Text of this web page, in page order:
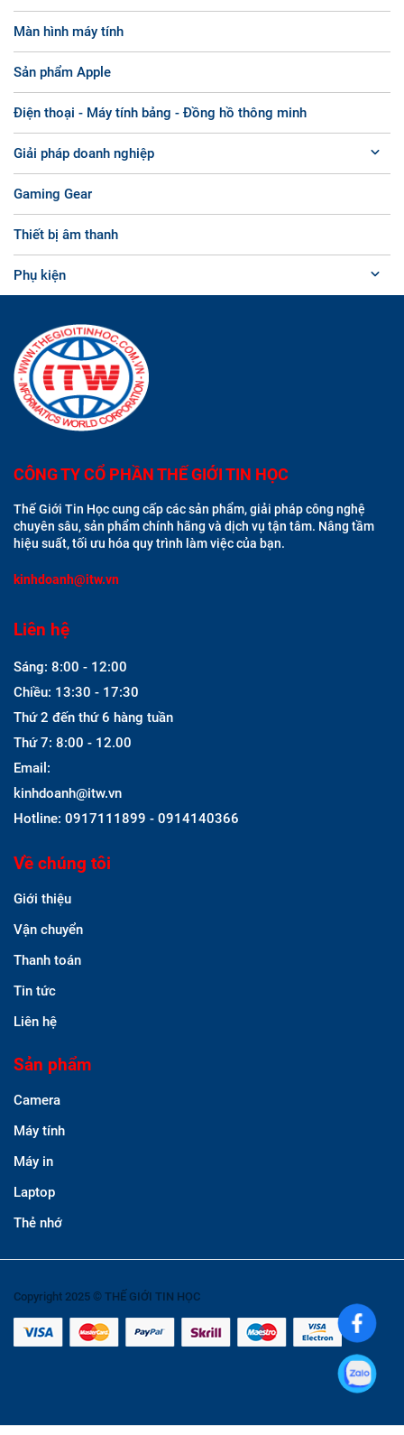
Màn hình máy tính
Sản phẩm Apple
Điện thoại - Máy tính bảng - Đồng hồ thông minh
Giải pháp doanh nghiệp
Gaming Gear
Thiết bị âm thanh
Phụ kiện
CÔNG TY CỔ PHẦN THẾ GIỚI TIN HỌC
Thế Giới Tin Học cung cấp các sản phẩm, giải pháp công nghệ
chuyên sâu, sản phẩm chính hãng và dịch vụ tận tâm. Nâng tầm
hiệu suất, tối ưu hóa quy trình làm việc của bạn.
kinhdoanh@itw.vn
Liên hệ
Sáng: 8:00 - 12:00
Chiều: 13:30 - 17:30
Thứ 2 đến thứ 6 hàng tuần
Thứ 7: 8:00 - 12.00
Email:
kinhdoanh@itw.vn
Hotline: 0917111899 - 0914140366
Về chúng tôi
Giới thiệu
Vận chuyển
Thanh toán
Tin tức
Liên hệ
Sản phẩm
Camera
Máy tính
Máy in
Laptop
Thẻ nhớ
Copyright 2025 © THẾ GIỚI TIN HỌC